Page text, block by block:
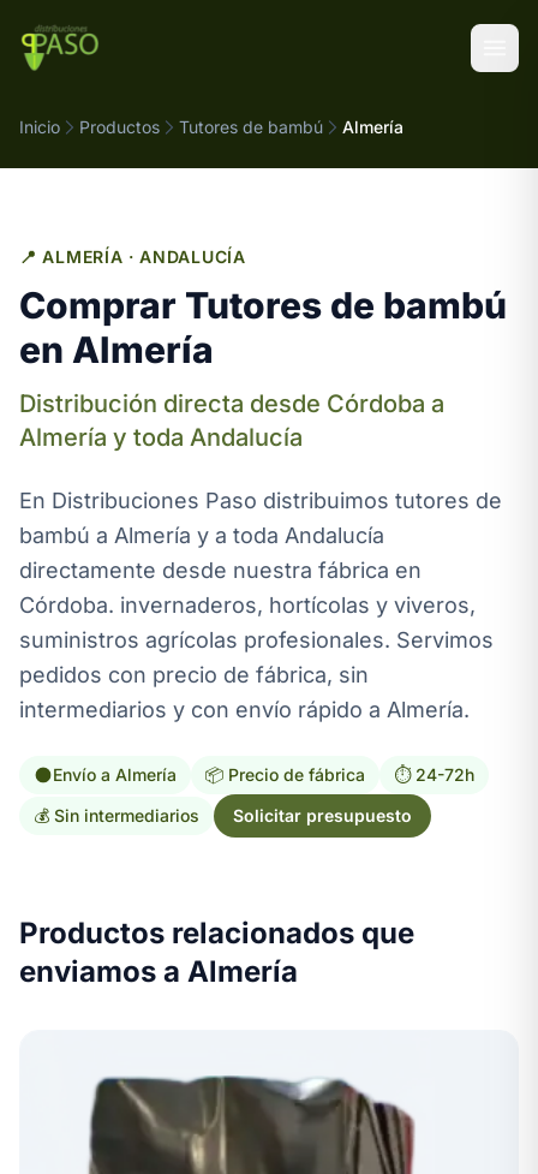
Inicio Productos Tutores de bambú Almería
📍 ALMERÍA · ANDALUCÍA
Comprar Tutores de bambú
en Almería
Distribución directa desde Córdoba a
Almería y toda Andalucía
En Distribuciones Paso distribuimos tutores de
bambú a Almería y a toda Andalucía
directamente desde nuestra fábrica en
Córdoba. invernaderos, hortícolas y viveros,
suministros agrícolas profesionales. Servimos
pedidos con precio de fábrica, sin
intermediarios y con envío rápido a Almería.
Envío a Almería 📦 Precio de fábrica
⏱️ 24-72h
💰 Sin intermediarios
Solicitar presupuesto
Productos relacionados que
enviamos a Almería